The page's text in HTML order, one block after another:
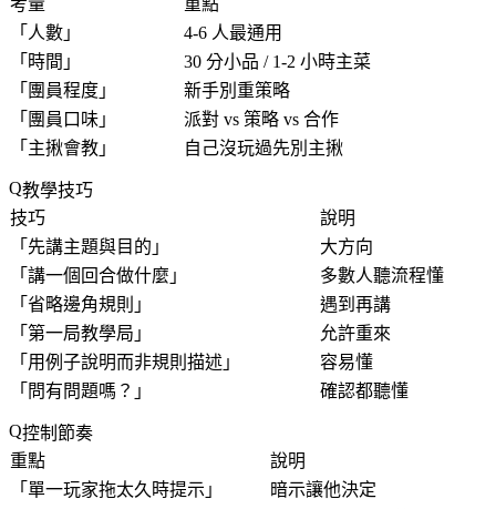
「 人數 」
4-6 人最通用
「 時間 」
30 分小品 / 1-2 小時主菜
「 團員程度 」
新手別重策略
「 團員口味 」
派對 vs 策略 vs 合作
「 主揪會教 」 自己沒玩過先別主揪
教學技巧
技巧
說明
「 先講主題與目的 」
大方向
「 講一個回合做什麼 」
多數人聽流程懂
「 省略邊角規則 」
遇到再講
「 第一局教學局 」
允許重來
「 用例子說明而非規則描述 」
容易懂
「問有問題嗎？」
確認都聽懂
控制節奏
重點
說明
「 單一玩家拖太久時提示 」 暗示讓他決定